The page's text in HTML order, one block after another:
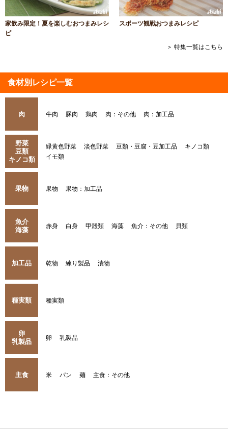
家飲み限定！夏を楽しむおつまみレシ
ピ
スポーツ観戦おつまみレシピ
＞ 特集一覧はこちら
食材別レシピ一覧
肉 牛肉 豚肉 鶏肉 肉：その他 肉：加工品
野菜
豆類
キノコ類
緑黄色野菜 淡色野菜 豆類・豆腐・豆加工品
キノコ類
イモ類
果物 果物 果物：加工品
魚介
海藻
赤身 白身 甲殻類 海藻 魚介：その他 貝類
加工品 乾物 練り製品 漬物
種実類 種実類
卵
乳製品
卵 乳製品
主食 米 パン 麺 主食：その他